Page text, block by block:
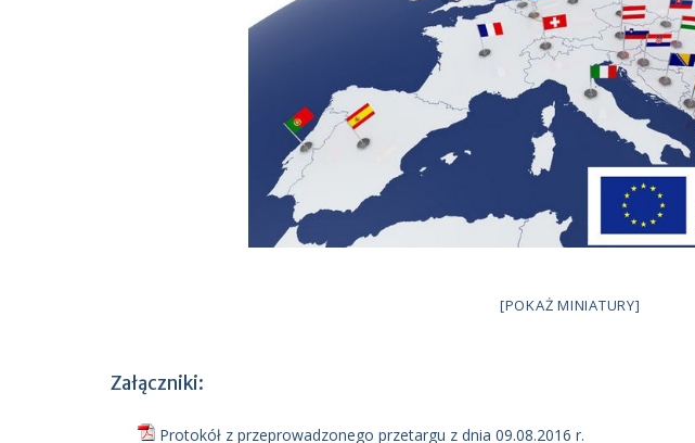
[POKAŻ MINIATURY]
Załączniki:
Protokół z przeprowadzonego przetargu z dnia 09.08.2016 r.